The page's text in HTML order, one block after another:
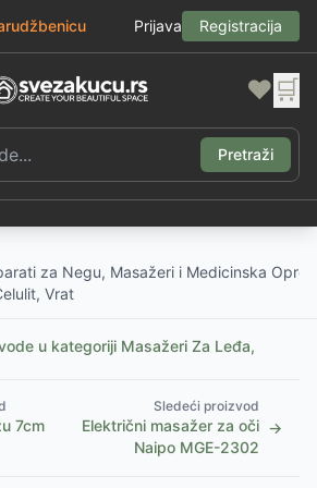
Prijava Registracija
❤️ 🛒
Pretraži
za Negu, Masažeri i Medicinska
Vrat
u kategoriji Masažeri Za Leđa,
7cm
Sledeći proizvod
Električni masažer za oči
Naipo MGE-2302
→